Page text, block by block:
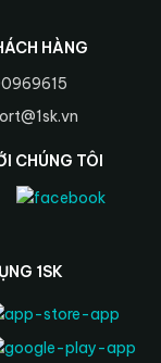
HÀNG
CHÚNG TÔI
1SK